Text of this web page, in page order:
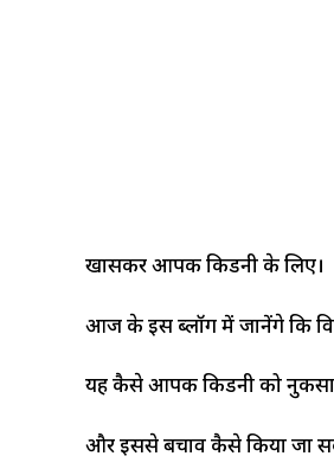
खासकर आपकी किडनी के लिए।
आज के इस ब्लॉग में जानेंगे कि
यह कैसे आपकी किडनी को
और इससे बचाव कैसे किया जा